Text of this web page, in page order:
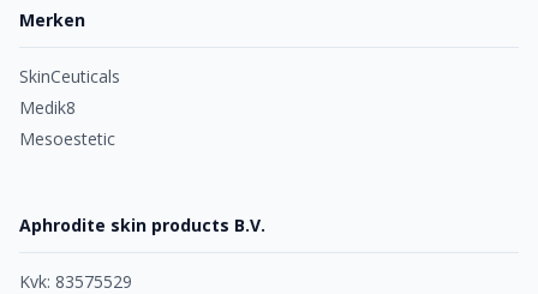
Merken
SkinCeuticals
Medik8
Mesoestetic
Aphrodite skin products B.V.
Kvk: 83575529